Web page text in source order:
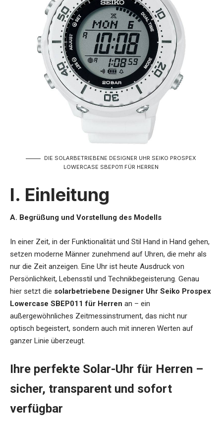
DIE SOLARBETRIEBENE DESIGNER UHR SEIKO PROSPEX
LOWERCASE SBEP011 FÜR HERREN
I. Einleitung
A. Begrüßung und Vorstellung des Modells
In einer Zeit, in der Funktionalität und Stil Hand in Hand gehen,
setzen moderne Männer zunehmend auf Uhren, die mehr als
nur die Zeit anzeigen. Eine Uhr ist heute Ausdruck von
Persönlichkeit, Lebensstil und Technikbegeisterung. Genau
hier setzt die solarbetriebene Designer Uhr Seiko Prospex
Lowercase SBEP011 für Herren an – ein
außergewöhnliches Zeitmessinstrument, das nicht nur
optisch begeistert, sondern auch mit inneren Werten auf
ganzer Linie überzeugt.
Ihre perfekte Solar-Uhr für Herren –
sicher, transparent und sofort
verfügbar